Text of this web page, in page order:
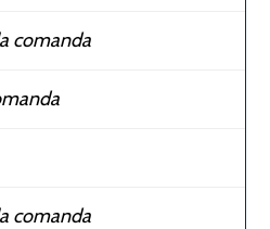
comanda
comanda